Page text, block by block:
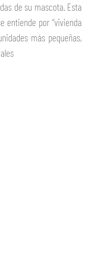
de su mascota. Esta
entiende por “vivienda
más pequeñas,